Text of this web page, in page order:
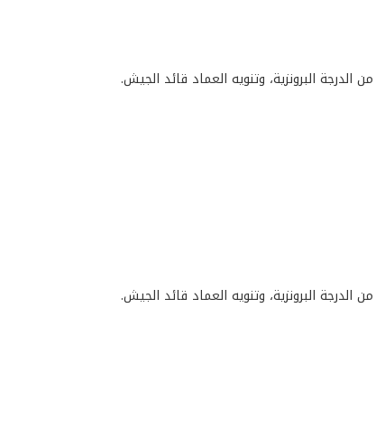
البرونزية، وتنويه العماد قائد الجيش.
البرونزية، وتنويه العماد قائد الجيش.